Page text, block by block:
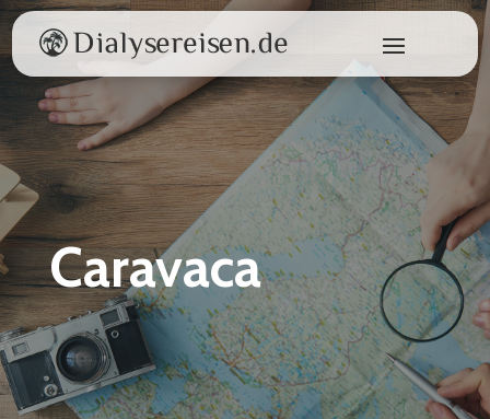
Caravaca